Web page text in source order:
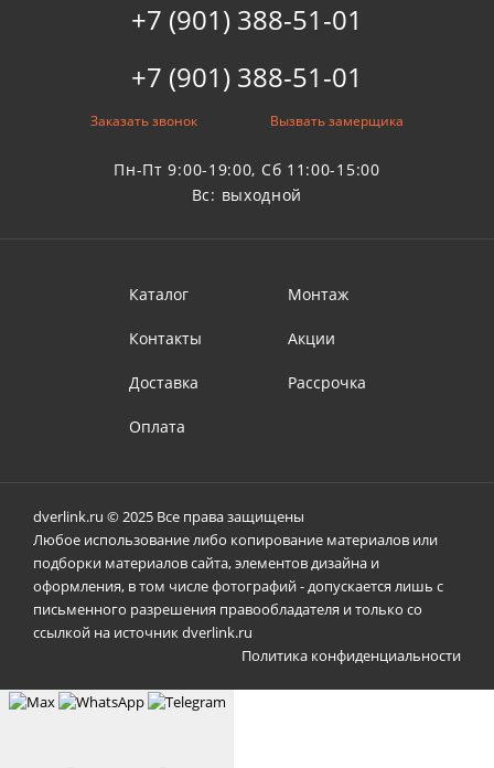
+7 (901) 388-51-01
+7 (901) 388-51-01
Заказать звонок Вызвать замерщика
Пн-Пт 9:00-19:00, Сб 11:00-15:00
Вс: выходной
Каталог
Контакты
Доставка
Оплата
Монтаж
Акции
Рассрочка
dverlink.ru © 2025 Все права защищены
Любое использование либо копирование материалов или
подборки материалов сайта, элементов дизайна и
оформления, в том числе фотографий - допускается лишь с
письменного разрешения правообладателя и только со
ссылкой на источник dverlink.ru
Политика конфиденциальности